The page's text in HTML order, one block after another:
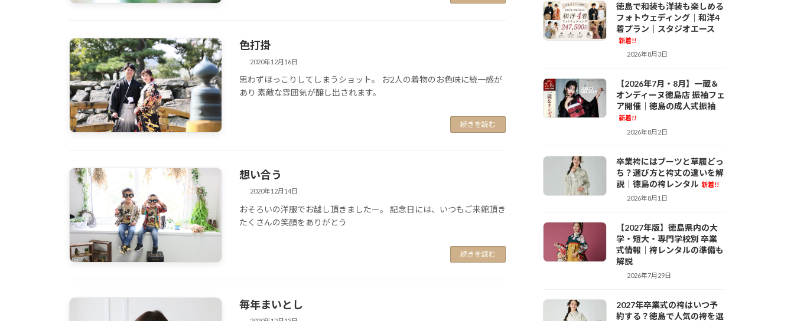
その他
その他
色打掛
2020年12月16日
思わずほっこりしてしまうショット。 お2人の着物のお色味に統一感が
あり 素敵な雰囲気が醸し出されます。
続きを読む
想い合う
2020年12月14日
おそろいの洋服でお越し頂きましたー。 記念日には、いつもご来館頂き
たくさんの笑顔をありがとう
続きを読む
毎年まいとし
徳島で和装も洋装も楽しめる
フォトウェディング｜和洋4
着プラン｜スタジオエース
新着!!
2026年8月3日
【2026年7月・8月】一蔵＆
オンディーヌ徳島店 振袖フェ
ア開催｜徳島の成人式振袖
新着!!
2026年8月2日
袴レンタル
卒業袴にはブーツと草履どっ
ち？選び方と袴丈の違いを解
説｜徳島の袴レンタル 新着!!
2026年8月1日
【2027年版】徳島県内の大
学・短大・専門学校別 卒業
式情報｜袴レンタルの準備も
解説
2026年7月29日
2027年卒業式の袴はいつ予
約する？徳島で人気の袴を選